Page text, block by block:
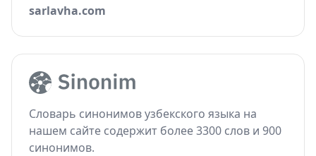
sarlavha.com
Словарь синонимов узбекского языка на
нашем сайте содержит более 3300 слов и 900
синонимов.